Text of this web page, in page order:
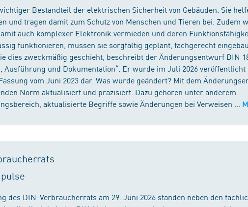
Bestandteil der elektrischen Sicherheit von Gebäuden. Sie
und tragen damit zum Schutz von Menschen und Tieren bei. Zudem
auch komplexer Elektronik vermieden und deren
funktionieren, müssen sie sorgfältig geplant, fachgerecht
dies zweckmäßig geschieht, beschreibt der Änderungsentwurf DIN
Ausführung und Dokumentation“. Er wurde im Juli 2026
vom Juni 2023 dar. Was wurde geändert? Mit dem
Norm aktualisiert und präzisiert. Dazu gehören unter anderem
aktualisierte Begriffe sowie Änderungen bei Verweisen ...
des DIN-Verbraucherrats am 29. Juni 2026 standen neben den